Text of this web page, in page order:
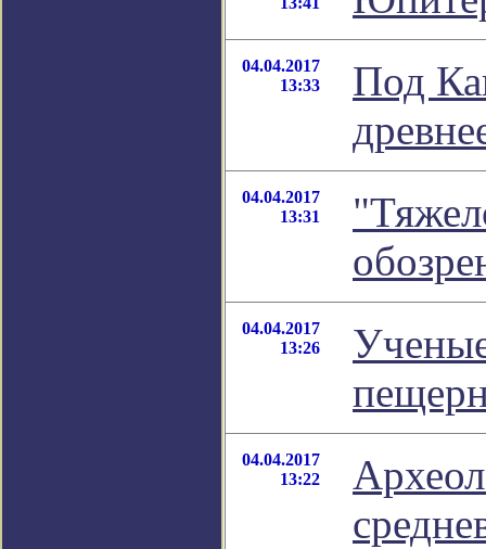
04.04.2017
13:33
Под
04.04.2017
13:31
04.04.2017
13:26
04.04.2017
13:22